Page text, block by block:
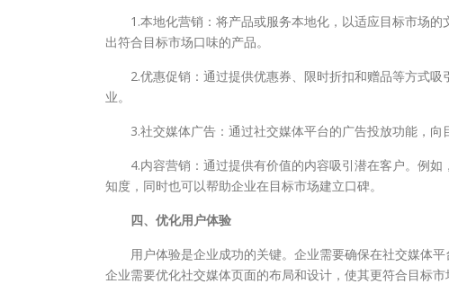
1.本地化营销：将产品或服务本地化，以适应目标市场的
出符合目标市场口味的产品。
2.优惠促销：通过提供优惠券、限时折扣和赠品等方式吸
业。
3.社交媒体广告：通过社交媒体平台的广告投放功能，向
4.内容营销：通过提供有价值的内容吸引潜在客户。例如
知度，同时也可以帮助企业在目标市场建立口碑。
四、优化用户体验
用户体验是企业成功的关键。企业需要确保在社交媒体平
企业需要优化社交媒体页面的布局和设计，使其更符合目标